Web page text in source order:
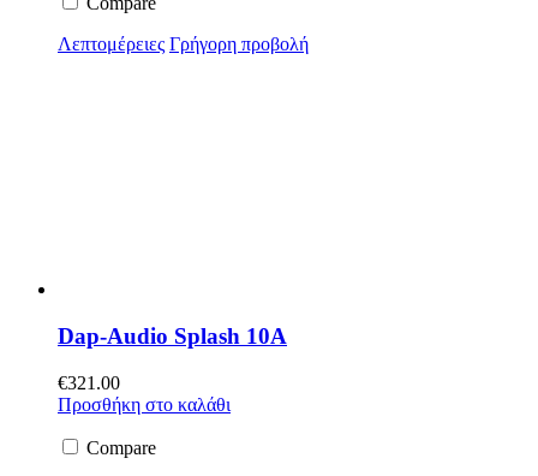
Λεπτομέρειες Γρήγορη προβολή
Dap-Audio Splash 10A
€321.00
Προσθήκη στο καλάθι
Compare